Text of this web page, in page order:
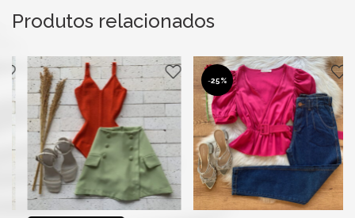
Produtos relacionados
- 25%